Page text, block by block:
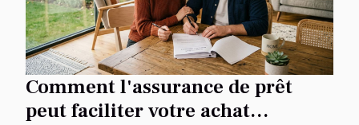
Comment l'assurance de prêt
peut faciliter votre achat